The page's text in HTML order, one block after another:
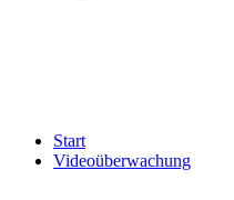
Start
Videoüberwachung